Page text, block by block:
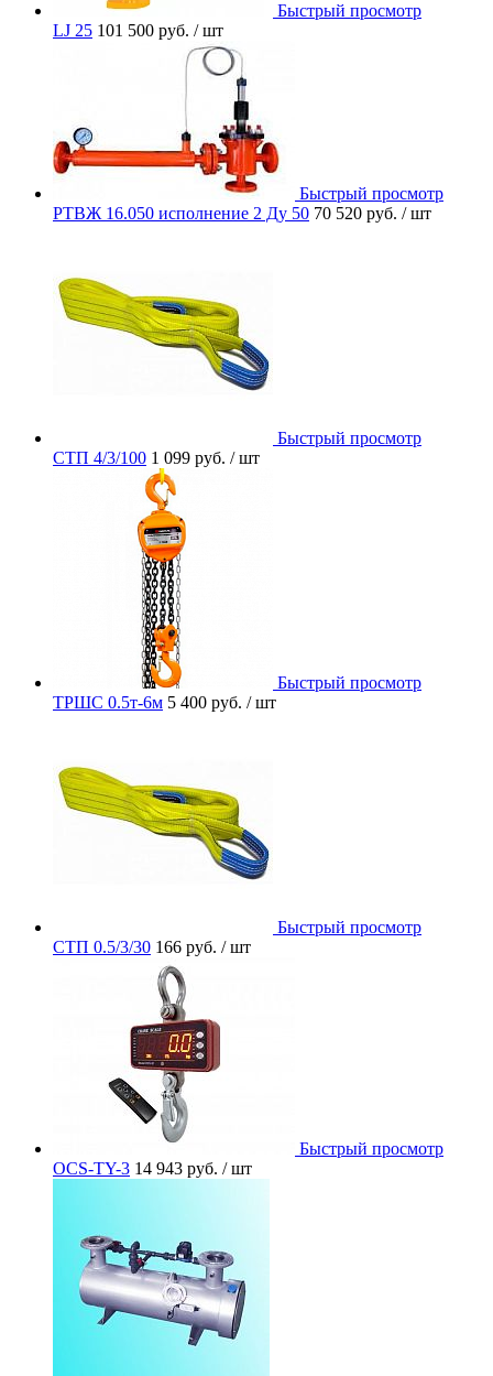
Быстрый просмотр
LJ 25 101 500 руб. / шт
Быстрый просмотр
РТВЖ 16.050 исполнение 2 Ду 50 70 520 руб. / шт
Быстрый просмотр
СТП 4/3/100 1 099 руб. / шт
Быстрый просмотр
ТРШС 0.5т-6м 5 400 руб. / шт
Быстрый просмотр
СТП 0.5/3/30 166 руб. / шт
Быстрый просмотр
OCS-TY-3 14 943 руб. / шт